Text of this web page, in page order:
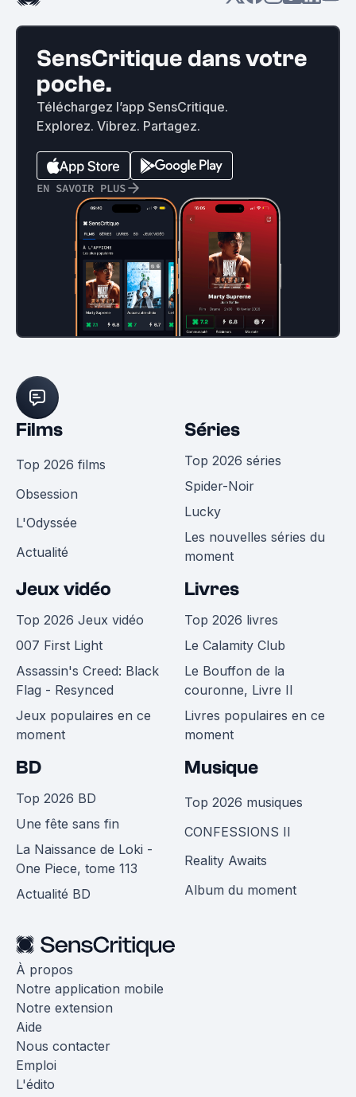
SensCritique dans votre
poche.
Téléchargez l’app SensCritique.
Explorez. Vibrez. Partagez.
EN SAVOIR PLUS
Films
Top 2026 films
Obsession
L'Odyssée
Actualité
Séries
Top 2026 séries
Spider-Noir
Lucky
Les nouvelles séries du
moment
Jeux vidéo
Top 2026 Jeux vidéo
007 First Light
Assassin's Creed: Black
Flag - Resynced
Jeux populaires en ce
moment
Livres
Top 2026 livres
Le Calamity Club
Le Bouffon de la
couronne, Livre II
Livres populaires en ce
moment
BD
Top 2026 BD
Une fête sans fin
La Naissance de Loki -
One Piece, tome 113
Actualité BD
Musique
Top 2026 musiques
CONFESSIONS II
Reality Awaits
Album du moment
À propos
Notre application mobile
Notre extension
Aide
Nous contacter
Emploi
L'édito